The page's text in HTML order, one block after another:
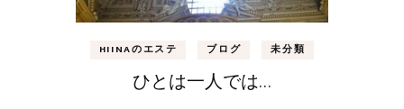
HIINAのエステ ブログ 未分類
ひとは一人では…